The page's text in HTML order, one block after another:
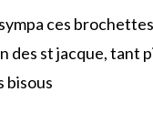
ces
des st jacque, tant
bisous